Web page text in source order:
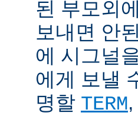
된 부모외
보내면 안
에 시그널
에게 보낼
명할 TERM,